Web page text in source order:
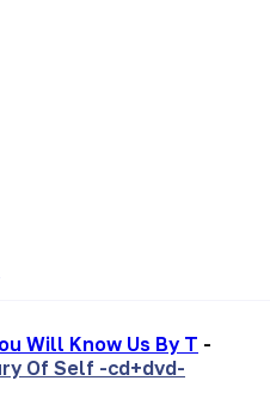
Will Know Us By T -
Of Self -cd+dvd-